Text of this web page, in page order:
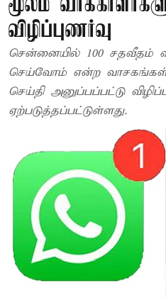
மூலம்
விழிப்புணர்வு
சென்னையில் 100 சதவீதம்
செய்வோம் என்ற
செய்தி அனுப்பப்பட்டு
ஏற்படுத்தப்பட்டுள்ளது.